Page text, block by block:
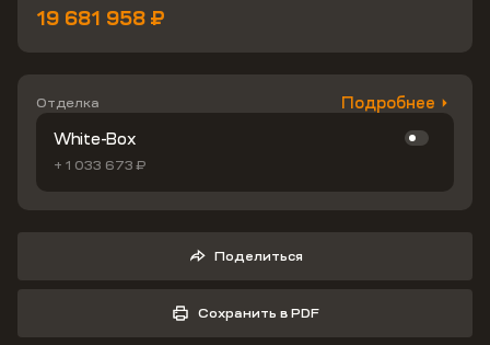
19 681 958 ₽
Отделка Подробнее
White-Box
+ 1 033 673 ₽
Поделиться
Сохранить в PDF